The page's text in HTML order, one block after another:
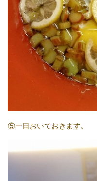
⑤一日おいておきます。